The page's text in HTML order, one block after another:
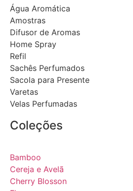
Água Aromática
Amostras
Difusor de Aromas
Home Spray
Refil
Sachês Perfumados
Sacola para Presente
Varetas
Velas Perfumadas
Coleções
Bamboo
Cereja e Avelã
Cherry Blosson